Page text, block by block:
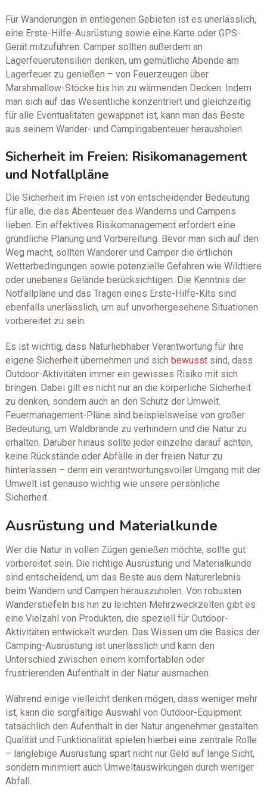
Für Wanderungen in entlegenen Gebieten ist es unerlässlich,
eine Erste-Hilfe-Ausrüstung sowie eine Karte oder GPS-
Gerät mitzuführen. Camper sollten außerdem an
Lagerfeuerutensilien denken, um gemütliche Abende am
Lagerfeuer zu genießen – von Feuerzeugen über
Marshmallow-Stöcke bis hin zu wärmenden Decken. Indem
man sich auf das Wesentliche konzentriert und gleichzeitig
für alle Eventualitäten gewappnet ist, kann man das Beste
aus seinem Wander- und Campingabenteuer herausholen.
Sicherheit im Freien: Risikomanagement
und Notfallpläne
Die Sicherheit im Freien ist von entscheidender Bedeutung
für alle, die das Abenteuer des Wanderns und Campens
lieben. Ein effektives Risikomanagement erfordert eine
gründliche Planung und Vorbereitung. Bevor man sich auf den
Weg macht, sollten Wanderer und Camper die örtlichen
Wetterbedingungen sowie potenzielle Gefahren wie Wildtiere
oder unebenes Gelände berücksichtigen. Die Kenntnis der
Notfallpläne und das Tragen eines Erste-Hilfe-Kits sind
ebenfalls unerlässlich, um auf unvorhergesehene Situationen
vorbereitet zu sein.
Es ist wichtig, dass Naturliebhaber Verantwortung für ihre
eigene Sicherheit übernehmen und sich bewusstsind, dass
Outdoor-Aktivitäten immer ein gewisses Risiko mit sich
bringen. Dabei gilt es nicht nur an die körperliche Sicherheit
zu denken, sondern auch an den Schutz der Umwelt.
Feuermanagement-Pläne sind beispielsweise von großer
Bedeutung, um Waldbrände zu verhindern und die Natur zu
erhalten. Darüber hinaus sollte jeder einzelne darauf achten,
keine Rückstände oder Abfälle in der freien Natur zu
hinterlassen – denn ein verantwortungsvoller Umgang mit der
Umwelt ist genauso wichtig wie unsere persönliche
Sicherheit.
Ausrüstung und Materialkunde
Wer die Natur in vollen Zügen genießen möchte, sollte gut
vorbereitet sein. Die richtige Ausrüstung und Materialkunde
sind entscheidend, um das Beste aus dem Naturerlebnis
beim Wandern und Campen herauszuholen. Von robusten
Wanderstiefeln bis hin zu leichten Mehrzweckzelten gibt es
eine Vielzahl von Produkten, die speziell für Outdoor-
Aktivitäten entwickelt wurden. Das Wissen um die Basics der
Camping-Ausrüstung ist unerlässlich und kann den
Unterschied zwischen einem komfortablen oder
frustrierenden Aufenthalt in der Natur ausmachen.
Während einige vielleicht denken mögen, dass weniger mehr
ist, kann die sorgfältige Auswahl von Outdoor-Equipment
tatsächlich den Aufenthalt in der Natur angenehmer gestalten.
Qualität und Funktionalität spielen hierbei eine zentrale Rolle
– langlebige Ausrüstung spart nicht nur Geld auf lange Sicht,
sondern minimiert auch Umweltauswirkungen durch weniger
Abfall.